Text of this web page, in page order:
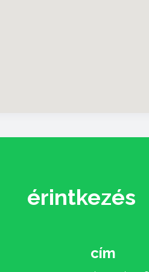
érintkezés
cím